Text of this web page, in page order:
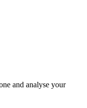
and analyse your